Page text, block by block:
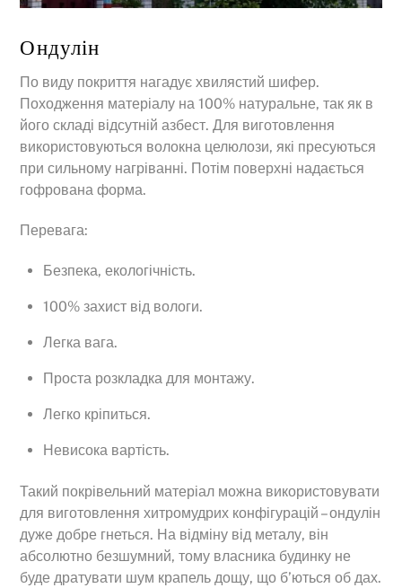
Ондулін
По виду покриття нагадує хвилястий шифер.
Походження матеріалу на 100% натуральне, так як в
його складі відсутній азбест. Для виготовлення
використовуються волокна целюлози, які пресуються
при сильному нагріванні. Потім поверхні надається
гофрована форма.
Перевага:
Безпека, екологічність.
100% захист від вологи.
Легка вага.
Проста розкладка для монтажу.
Легко кріпиться.
Невисока вартість.
Такий покрівельний матеріал можна використовувати
для виготовлення хитромудрих конфігурацій – ондулін
дуже добре гнеться. На відміну від металу, він
абсолютно безшумний, тому власника будинку не
буде дратувати шум крапель дощу, що б’ються об дах.